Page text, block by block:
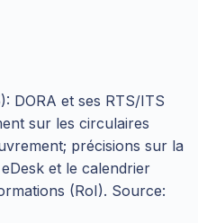
DORA et ses RTS/ITS
sur les circulaires
précisions sur la
et le calendrier
(RoI). Source: